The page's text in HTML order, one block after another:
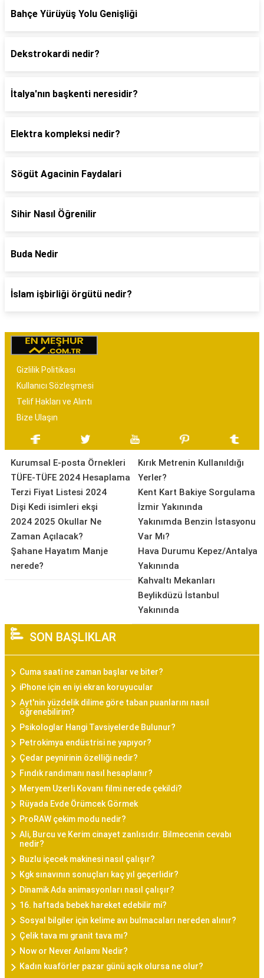
Bahçe Yürüyüş Yolu Genişliği
Dekstrokardi nedir?
İtalya'nın başkenti neresidir?
Elektra kompleksi nedir?
Sögüt Agacinin Faydalari
Sihir Nasıl Öğrenilir
Buda Nedir
İslam işbirliği örgütü nedir?
Gizlilik Politikası
Kullanıcı Sözleşmesi
Telif Hakları ve Alıntı
Bize Ulaşın
Kurumsal E-posta Örnekleri
TÜFE-TÜFE 2024 Hesaplama
Terzi Fiyat Listesi 2024
Dişi Kedi isimleri ekşi
2024 2025 Okullar Ne
Zaman Açılacak?
Şahane Hayatım Manje
nerede?
Kırık Metrenin Kullanıldığı
Yerler?
Kent Kart Bakiye Sorgulama
İzmir Yakınında
Yakınımda Benzin İstasyonu
Var Mı?
Hava Durumu Kepez/Antalya
Yakınında
Kahvaltı Mekanları
Beylikdüzü İstanbul
Yakınında
SON BAŞLIKLAR
Cuma saati ne zaman başlar ve biter?
iPhone için en iyi ekran koruyucular
Ayt'nin yüzdelik dilime göre taban puanlarını nasıl
öğrenebilirim?
Psikologlar Hangi Tavsiyelerde Bulunur?
Petrokimya endüstrisi ne yapıyor?
Çedar peynirinin özelliği nedir?
Fındık randımanı nasıl hesaplanır?
Meryem Uzerli Kovanı filmi nerede çekildi?
Rüyada Evde Örümcek Görmek
ProRAW çekim modu nedir?
Ali, Burcu ve Kerim cinayet zanlısıdır. Bilmecenin cevabı
nedir?
Buzlu içecek makinesi nasıl çalışır?
Kgk sınavının sonuçları kaç yıl geçerlidir?
Dinamik Ada animasyonları nasıl çalışır?
16. haftada bebek hareket edebilir mi?
Sosyal bilgiler için kelime avı bulmacaları nereden alınır?
Çelik tava mı granit tava mı?
Now or Never Anlamı Nedir?
Kadın kuaförler pazar günü açık olursa ne olur?